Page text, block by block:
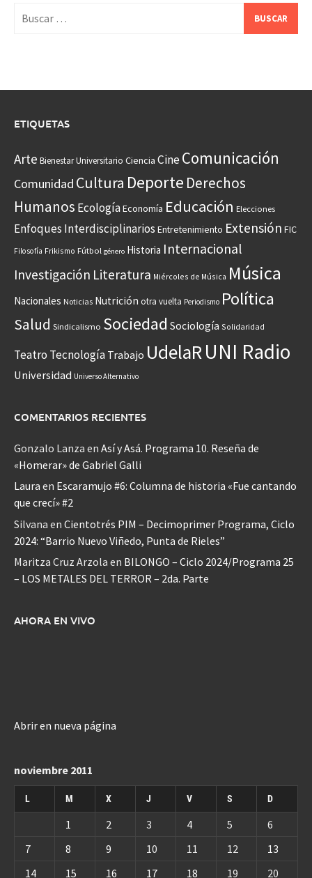
ETIQUETAS
Arte Bienestar Universitario Ciencia CineComunicación
Comunidad Cultura Deporte Derechos
Humanos EcologíaEconomía Educación Elecciones
Enfoques Interdisciplinarios Entretenimiento Extensión FIC
Filosofía Frikismo Fútbol género Historia Internacional
Investigación Literatura Miércoles de Música Música
Nacionales Noticias Nutrición otra vuelta Periodismo Política
Salud Sindicalismo Sociedad Sociología Solidaridad
Teatro Tecnología Trabajo UdelaR UNI Radio
Universidad Universo Alternativo
COMENTARIOS RECIENTES
Gonzalo Lanza en Así y Asá. Programa 10. Reseña de
«Homerar» de Gabriel Galli
Laura en Escaramujo #6: Columna de historia «Fue cantando
que crecí» #2
Silvana en Cientotrés PIM – Decimoprimer Programa, Ciclo
2024: “Barrio Nuevo Viñedo, Punta de Rieles”
Maritza Cruz Arzola en BILONGO – Ciclo 2024/Programa 25
– LOS METALES DEL TERROR – 2da. Parte
AHORA EN VIVO
Abrir en nueva página
noviembre 2011
L M X J V S D
1 2 3 4 5
6
7
8 9 10 11 12
13
14
15 16 17 18 19 20